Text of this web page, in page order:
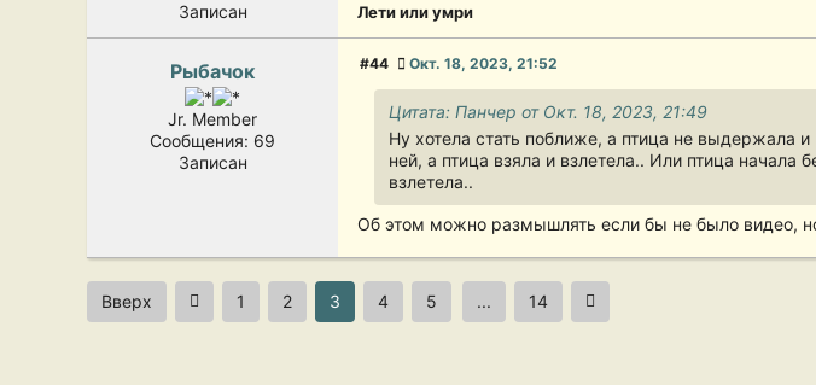
Записан Лети или умри
Рыбачок
Jr. Member
Сообщения: 69
Записан
#44 Окт. 18, 2023, 21:52
Цитата: Панчер от Окт. 18, 2023, 21:49
Ну хотела стать поближе, а птица не выдержала
ней, а птица взяла и взлетела.. Или птица начала
взлетела..
Об этом можно размышлять если бы не было видео,
Вверх 1 2 3 4 5 ... 14